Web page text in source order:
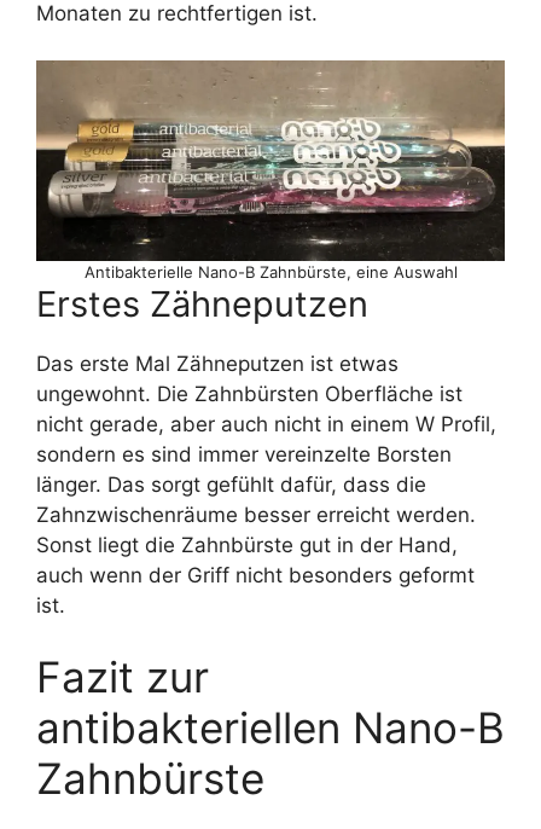
Monaten zu rechtfertigen ist.
Antibakterielle Nano-B Zahnbürste, eine Auswahl
Erstes Zähneputzen
Das erste Mal Zähneputzen ist etwas
ungewohnt. Die Zahnbürsten Oberfläche ist
nicht gerade, aber auch nicht in einem W Profil,
sondern es sind immer vereinzelte Borsten
länger. Das sorgt gefühlt dafür, dass die
Zahnzwischenräume besser erreicht werden.
Sonst liegt die Zahnbürste gut in der Hand,
auch wenn der Griff nicht besonders geformt
ist.
Fazit zur
antibakteriellen Nano-B
Zahnbürste